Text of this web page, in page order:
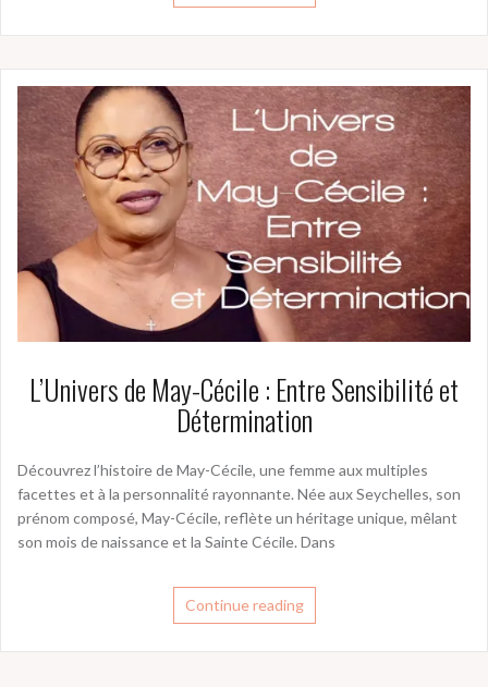
L’Univers de May-Cécile : Entre Sensibilité et
Détermination
Découvrez l’histoire de May-Cécile, une femme aux multiples
facettes et à la personnalité rayonnante. Née aux Seychelles, son
prénom composé, May-Cécile, reflète un héritage unique, mêlant
son mois de naissance et la Sainte Cécile. Dans
Continue reading